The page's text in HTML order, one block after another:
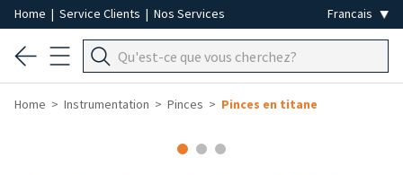
Home | Service Clients | Nos Services
Home Instrumentation Pinces Pinces en titane